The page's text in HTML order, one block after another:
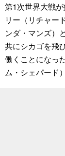
第1次世界大戦
リー（リチャー
ンダ・マンズ）
共にシカゴを飛
働くことになっ
ム・シェパード